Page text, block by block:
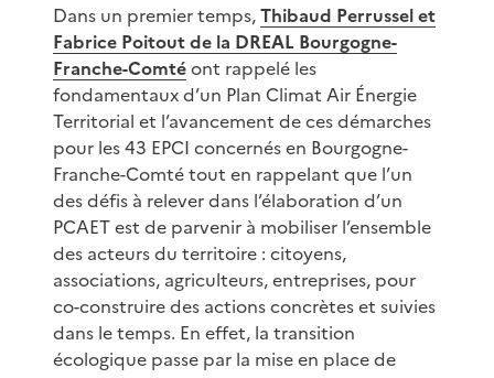
Dans un premier temps,Thibaud Perrussel et
Fabrice Poitout de la DREAL Bourgogne-
Franche-Comtéont rappelé les
fondamentaux d’un Plan Climat Air Énergie
Territorial et l’avancement de ces démarches
pour les 43 EPCI concernés en Bourgogne-
Franche-Comté tout en rappelant que l’un
des défis à relever dans l’élaboration d’un
PCAET est de parvenir à mobiliser l’ensemble
des acteurs du territoire : citoyens,
associations, agriculteurs, entreprises, pour
co-construire des actions concrètes et suivies
dans le temps. En effet, la transition
écologique passe par la mise en place de